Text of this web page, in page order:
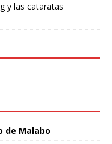
y las cataratas
de Malabo